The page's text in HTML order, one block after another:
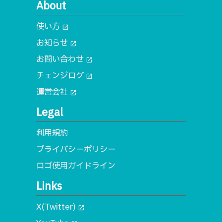
About
使い方 open_in_new
お知らせ open_in_new
お問い合わせ open_in_new
チェンジログ open_in_new
運営会社 open_in_new
Legal
利用規約
プライバシーポリシー
ロゴ使用ガイドライン
Links
X(Twitter) open_in_new